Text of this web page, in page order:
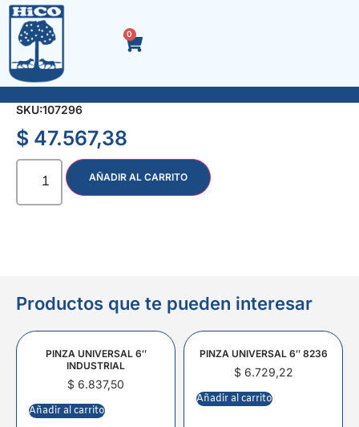
0
PICO PUNTA Y PALA 76 mm SIN CABO
SKU:107296
$ 47.567,38
AÑADIR AL CARRITO
Productos que te pueden interesar
PINZA UNIVERSAL 6″
INDUSTRIAL
$ 6.837,50
Añadir al carrito
PINZA UNIVERSAL 6″ 8236
$6.729,22
Añadir al carrito